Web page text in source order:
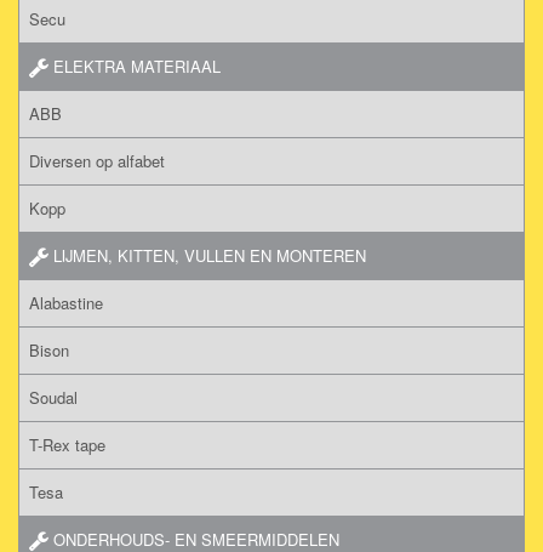
Secu
ELEKTRA MATERIAAL
ABB
Diversen op alfabet
Kopp
LIJMEN, KITTEN, VULLEN EN MONTEREN
Alabastine
Bison
Soudal
T-Rex tape
Tesa
ONDERHOUDS- EN SMEERMIDDELEN